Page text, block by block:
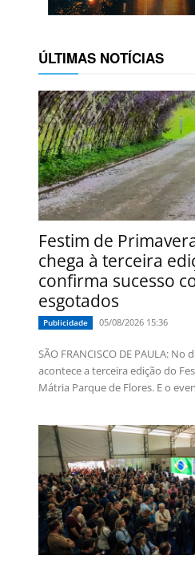
ÚLTIMAS NOTÍCIAS
Festim de
chega à terceira
confirma sucesso
esgotados
Publicidade 05/08/2026 15:36
SÃO FRANCISCO DE PAULA: No
acontece a terceira edição do
Mátria Parque de Flores. E o